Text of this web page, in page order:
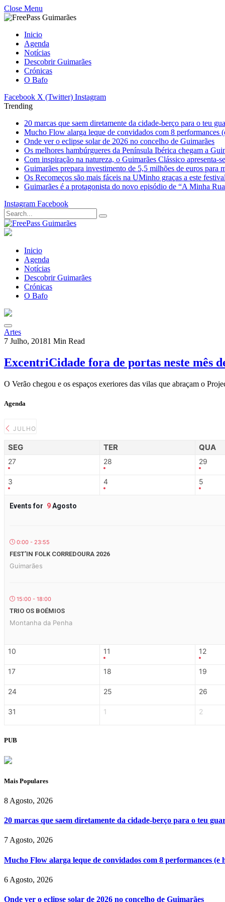
Close Menu
Inicio
Agenda
Notícias
Descobrir Guimarães
Crónicas
O Bafo
Facebook X (Twitter) Instagram
Trending
20 marcas que saem diretamente da cidade-berço para o teu
Mucho Flow alarga leque de convidados com 8 performances
Onde ver o eclipse solar de 2026 no concelho de Guimarães
Os melhores hambúrgueres da Península Ibérica chegam a
Com inspiração na natureza, o Guimarães Clássico apresenta-
Guimarães prepara investimento de 5,5 milhões de euros para
Os Recomeços são mais fáceis na UMinho graças a este
Guimarães é a protagonista do novo episódio de “A Minha
Instagram Facebook
Inicio
Agenda
Notícias
Descobrir Guimarães
Crónicas
O Bafo
Artes
7 Julho, 20181 Min Read
ExcentriCidade fora de portas neste mês
O Verão chegou e os espaços exeriores das vilas que abraçam o
Agenda
JULHO
SEG TER QUA
27 28 29
3 4 5
Events for 9Agosto
0:00 - 23:55
FEST’IN FOLK CORREDOURA 2026
Guimarães
15:00 - 18:00
TRIO OS BOÉMIOS
Montanha da Penha
10 11 12
17 18 19
24 25 26
31 1 2
PUB
Mais Populares
8 Agosto, 2026
20 marcas que saem diretamente da cidade-berço para o teu
7 Agosto, 2026
Mucho Flow alarga leque de convidados com 8 performances (e
6 Agosto, 2026
Onde ver o eclipse solar de 2026 no concelho de Guimarães